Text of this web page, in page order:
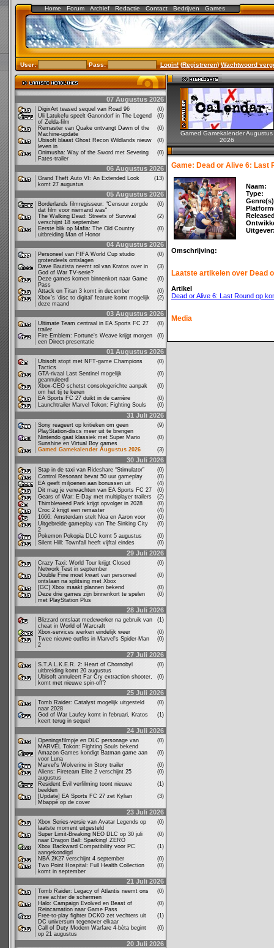
Home Forum Archief Redactie Contact Bedrijven Games
User: Pass: Login!(Registreren)Wachtwoord
07 Augustus 2026
DigixArt teased sequel van Road 96
(0)
Uli Latukefu speelt Ganondorf in The Legend
of Zelda-film
(0)
Remaster van Quake ontvangt Dawn of the
Machine-update
(0)
Ubisoft blaast Ghost Recon Wildlands nieuw
leven in
(0)
Onimusha: Way of the Sword met Severing
Fates-trailer
(0)
06 Augustus 2026
Grand Theft Auto VI: An Extended Look
komt 27 augustus
(13)
05 Augustus 2026
Borderlands filmregisseur: "Censuur zorgde
dat film voor niemand was"
(0)
The Walking Dead: Streets of Survival
verschijnt 18 september
(2)
Eerste blik op Mafia: The Old Country
uitbreiding Man of Honor
(0)
04 Augustus 2026
Personeel van FIFA World Cup studio
grotendeels ontslagen
(0)
Dave Bautista neemt rol van Kratos over in
God of War TV-serie?
(3)
Deze games komen binnenkort naar Game
Pass
(0)
Attack on Titan 3 komt in december
(0)
Xbox’s ‘disc to digital’ feature komt mogelijk
deze maand
(2)
03 Augustus 2026
Ultimate Team centraal in EA Sports FC 27
trailer
(0)
Fire Emblem: Fortune's Weave krijgt morgen
een Direct-presentatie
(0)
01 Augustus 2026
Ubisoft stopt met NFT-game Champions
Tactics
(0)
GTA-rivaal Last Sentinel mogelijk
geannuleerd
(0)
Xbox-CEO schetst consolegerichte aanpak
om het tij te keren
(0)
EA Sports FC 27 duikt in de carrière
(0)
Launchtrailer Marvel Tokon: Fighting Souls
(0)
31 Juli 2026
Sony reageert op kritieken om geen
PlayStation-discs meer uit te brengen
(9)
Nintendo gaat klassiek met Super Mario
Sunshine en Virtual Boy games
(0)
Gamed Gamekalender Augustus 2026
(3)
30 Juli 2026
Stap in de taxi van Rideshare “Stimulator”
(0)
Control Resonant bevat 50 uur gameplay
(0)
EA geeft miljoenen aan bonussen uit
(4)
Dit mag je verwachten van EA Sports FC 27
(0)
Gears of War: E-Day met multiplayer trailers
(2)
Thimbleweed Park krijgt opvolger in 2028
(0)
Croc 2 krijgt een remaster
(4)
1666: Amsterdam stelt Noa en Aaron voor
(0)
Uitgebreide gameplay van The Sinking City
2
(0)
Pokemon Pokopia DLC komt 5 augustus
(0)
Silent Hill: Townfall heeft vijftal eindes
(0)
29 Juli 2026
Crazy Taxi: World Tour krijgt Closed
Network Test in september
(0)
Double Fine moet kwart van personeel
ontslaan na splitsing met Xbox
(0)
[GC] Xbox maakt plannen bekend
(0)
Deze drie games zijn binnenkort te spelen
met PlayStation Plus
(0)
28 Juli 2026
Blizzard ontslaat medewerker na gebruik van
cheat in World of Warcraft
(1)
Xbox-services werken eindelijk weer
(0)
Twee nieuwe outfits in Marvel's Spider-Man
2
(0)
27 Juli 2026
S.T.A.L.K.E.R. 2: Heart of Chornobyl
uitbreiding komt 20 augustus
(0)
Ubisoft annuleert Far Cry extraction shooter,
komt met nieuwe spin-off?
(0)
25 Juli 2026
Tomb Raider: Catalyst mogelijk uitgesteld
naar 2028
(0)
God of War Laufey komt in februari, Kratos
keert terug in sequel
(1)
24 Juli 2026
Openingsfilmpje en DLC personage van
MARVEL Tokon: Fighting Souls bekend
(0)
Amazon Games kondigt Batman game aan
voor Luna
(0)
Marvel's Wolverine in Story trailer
(0)
Aliens: Fireteam Elite 2 verschijnt 25
augustus
(0)
Resident Evil verfilming toont nieuwe
beelden
(1)
[Update] EA Sports FC 27 zet Kylian
Mbappé op de cover
(3)
23 Juli 2026
Xbox Series-versie van Avatar Legends op
laatste moment uitgesteld
(0)
Super Limit-Breaking NEO DLC op 30 juli
naar Dragon Ball: Sparking! ZERO
(0)
Xbox Backward Compatibility voor PC
aangekondigd
(1)
NBA 2K27 verschijnt 4 september
(0)
Two Point Hospital: Full Health Collection
komt in september
(0)
21 Juli 2026
Tomb Raider: Legacy of Atlantis neemt ons
mee achter de schermen
(0)
Halo: Campaign Evolved en Beast of
Reincarnation naar Game Pass
(0)
Free-to-play fighter DCKO zet vechters uit
DC universum tegenover elkaar
(1)
Call of Duty Modern Warfare 4-bèta begint
op 21 augustus
(0)
20 Juli 2026
Gamed Gamekalender Augustus
2026
Game: Dead or Alive 6: Last
Naam:
Type:
Omschrijving:
Laatste artikelen over Dead
Artikel
Dead or Alive 6: Last Round op
Media